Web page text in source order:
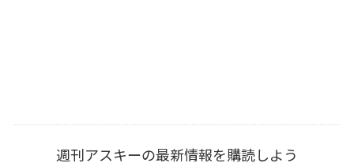
週刊アスキーの最新情報を購読しよう